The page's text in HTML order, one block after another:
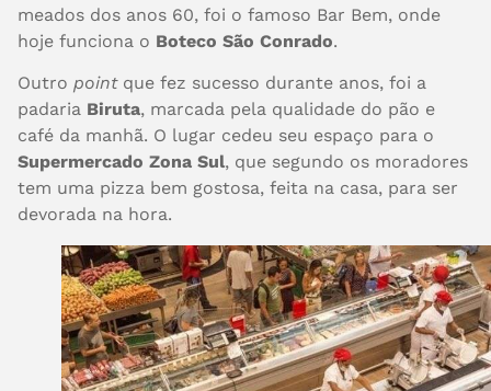
meados dos anos 60, foi o famoso Bar Bem, onde
hoje funciona o Boteco São Conrado.
Outro pointque fez sucesso durante anos, foi a
padaria Biruta, marcada pela qualidade do pão e
café da manhã. O lugar cedeu seu espaço para o
Supermercado Zona Sul, que segundo os moradores
tem uma pizza bem gostosa, feita na casa, para ser
devorada na hora.